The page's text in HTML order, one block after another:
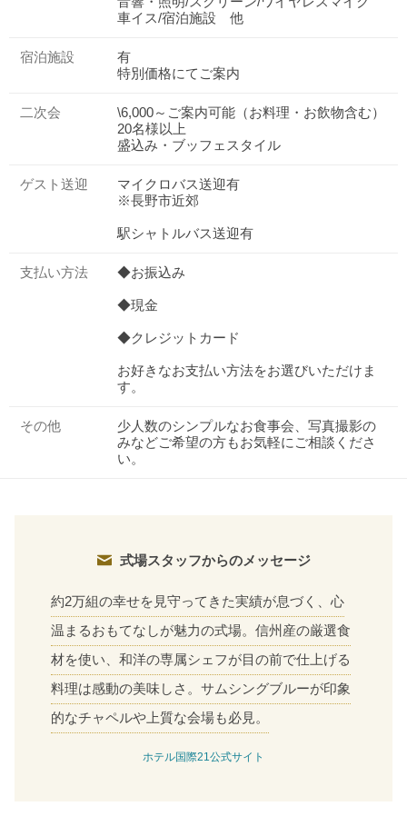
車イス/宿泊施設 他
宿泊施設
有
特別価格にてご案内
二次会
\6,000～ご案内可能（お料理・お飲物含む）
20名様以上
盛込み・ブッフェスタイル
ゲスト送迎
マイクロバス送迎有
※長野市近郊
駅シャトルバス送迎有
支払い方法 ◆お振込み
◆現金
◆クレジットカード
お好きなお支払い方法をお選びいただけま
す。
その他
少人数のシンプルなお食事会、写真撮影の
みなどご希望の方もお気軽にご相談くださ
い。
式場スタッフからのメッセージ
約2万組の幸せを見守ってきた実績が息づく、心
温まるおもてなしが魅力の式場。信州産の厳選食
材を使い、和洋の専属シェフが目の前で仕上げる
料理は感動の美味しさ。サムシングブルーが印象
的なチャペルや上質な会場も必見。
ホテル国際21公式サイト